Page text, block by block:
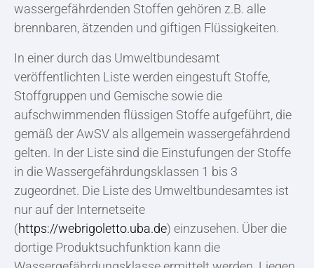
wassergefährdenden Stoffen gehören z.B. alle
brennbaren, ätzenden und giftigen Flüssigkeiten.
In einer durch das Umweltbundesamt
veröffentlichten Liste werden eingestuft Stoffe,
Stoffgruppen und Gemische sowie die
aufschwimmenden flüssigen Stoffe aufgeführt, die
gemäß der AwSV als allgemein wassergefährdend
gelten. In der Liste sind die Einstufungen der Stoffe
in die Wassergefährdungsklassen 1 bis 3
zugeordnet. Die Liste des Umweltbundesamtes ist
nur auf der Internetseite
(https://webrigoletto.uba.de) einzusehen. Über die
dortige Produktsuchfunktion kann die